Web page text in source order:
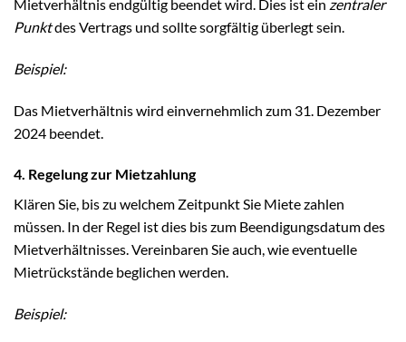
Mietverhältnis endgültig beendet wird. Dies ist ein zentraler
Punktdes Vertrags und sollte sorgfältig überlegt sein.
Beispiel:
Das Mietverhältnis wird einvernehmlich zum 31. Dezember
2024 beendet.
4. Regelung zur Mietzahlung
Klären Sie, bis zu welchem Zeitpunkt Sie Miete zahlen
müssen. In der Regel ist dies bis zum Beendigungsdatum des
Mietverhältnisses. Vereinbaren Sie auch, wie eventuelle
Mietrückstände beglichen werden.
Beispiel: